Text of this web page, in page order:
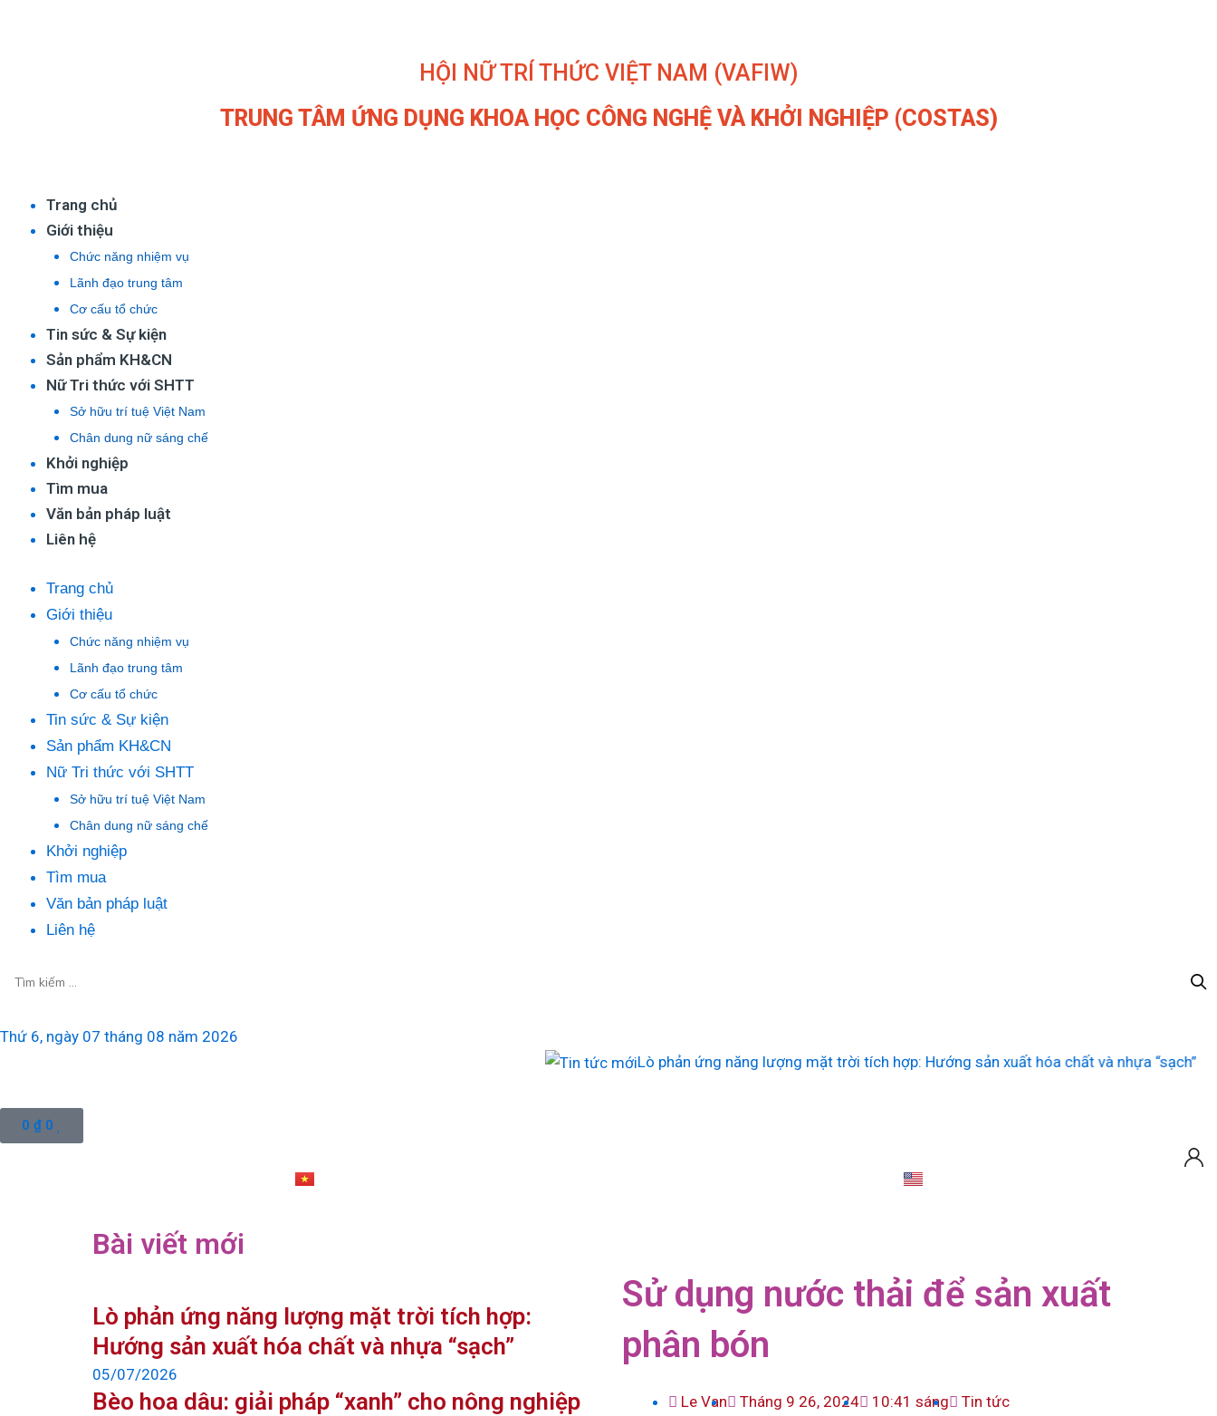
HỘI NỮ TRÍ THỨC VIỆT NAM (VAFIW)
TRUNG TÂM ỨNG DỤNG KHOA HỌC CÔNG NGHỆ VÀ KHỞI NGHIỆP (COSTAS)
Trang chủ
Giới thiệu
Chức năng nhiệm vụ
Lãnh đạo trung tâm
Cơ cấu tổ chức
Tin sức & Sự kiện
Sản phẩm KH&CN
Nữ Tri thức với SHTT
Sở hữu trí tuệ Việt Nam
Chân dung nữ sáng chế
Khởi nghiệp
Tìm mua
Văn bản pháp luật
Liên hệ
Trang chủ
Giới thiệu
Chức năng nhiệm vụ
Lãnh đạo trung tâm
Cơ cấu tổ chức
Tin sức & Sự kiện
Sản phẩm KH&CN
Nữ Tri thức với SHTT
Sở hữu trí tuệ Việt Nam
Chân dung nữ sáng chế
Khởi nghiệp
Tìm mua
Văn bản pháp luật
Liên hệ
Thứ 6, ngày 07 tháng 08 năm 2026
Lò phản ứng năng lượng mặt trời tích hợp: Hướng sản xuất hóa chất và nhựa “sạch”
0 ₫ 0
Cart
Bài viết mới
Lò phản ứng năng lượng mặt trời tích hợp:
Hướng sản xuất hóa chất và nhựa “sạch”
05/07/2026
Bèo hoa dâu: giải pháp “xanh” cho nông nghiệp
Sử dụng nước thải để sản xuất
phân bón
Le Van Tháng 9 26, 2024 10:41 sáng Tin tức